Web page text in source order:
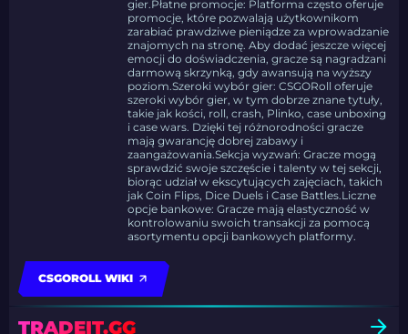
gier.Płatne promocje: Platforma często oferuje
promocje, które pozwalają użytkownikom
zarabiać prawdziwe pieniądze za wprowadzanie
znajomych na stronę. Aby dodać jeszcze więcej
emocji do doświadczenia, gracze są nagradzani
darmową skrzynką, gdy awansują na wyższy
poziom.Szeroki wybór gier: CSGORoll oferuje
szeroki wybór gier, w tym dobrze znane tytuły,
takie jak kości, roll, crash, Plinko, case unboxing
i case wars. Dzięki tej różnorodności gracze
mają gwarancję dobrej zabawy i
zaangażowania.Sekcja wyzwań: Gracze mogą
sprawdzić swoje szczęście i talenty w tej sekcji,
biorąc udział w ekscytujących zajęciach, takich
jak Coin Flips, Dice Duels i Case Battles.Liczne
opcje bankowe: Gracze mają elastyczność w
kontrolowaniu swoich transakcji za pomocą
asortymentu opcji bankowych platformy.
CSGOROLL WIKI
TRADEIT.GG